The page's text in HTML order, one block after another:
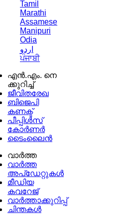
Tamil
Marathi
Assamese
Manipuri
Odia
اردو
ਪੰਜਾਬੀ
എൻ.എം. നെ
ക്കുറിച്ച്
ജീവിതരേഖ
ബിജെപി
കണക്ട്
പീപ്പിൾസ്
കോർണർ
ടൈംലൈൻ
വാർത്ത
വാർത്ത
അപ്ഡേറ്റുകൾ
മീഡിയ
കവറേജ്
വാർത്താക്കുറിപ്പ്
ചിന്തകൾ